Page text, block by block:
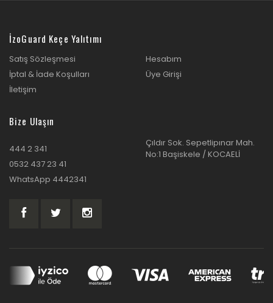
İzoGuard Keçe Yalıtımı
Satış Sözleşmesi
İptal & İade Koşulları
İletişim
Hesabım
Üye Girişi
Bize Ulaşın
444 2 341
0532 437 23 41
WhatsApp 4442341
Çıldır Sok. Sepetlipınar Mah.
No:1 Başiskele / KOCAELİ